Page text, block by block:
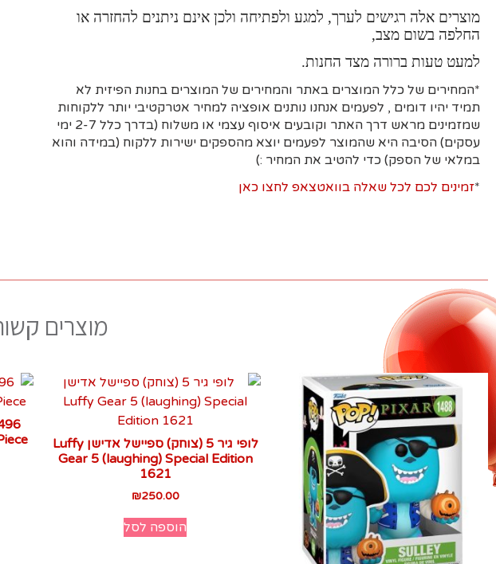
מוצרים אלה רגישים לערך, למגע ולפתיחה ולכן אינם ניתנים להחזרה או
החלפה בשום מצב,
למעט טעות ברורה מצד החנות.
*המחירים של כלל המוצרים באתר והמחירים של המוצרים בחנות הפיזית לא
תמיד יהיו דומים , לפעמים אנחנו נותנים אופציה למחיר אטרקטיבי יותר ללקוחות
שמזמינים מראש דרך האתר וקובעים איסוף עצמי או משלוח (בדרך כלל 2-7 ימי
עסקים) הסיבה היא שהמוצר לפעמים יוצא מהספקים ישירות ללקוח (במידה והוא
במלאי של הספק) כדי להטיב את המחיר :)
*זמינים לכם לכל שאלה בוואטצאפ לחצו כאן
מוצרים
לופי גיר 5 (צוחק) ספיישל אדישן Luffy
Gear 5 (laughing) Special Edition
1621
₪250.00
הוספה לסל